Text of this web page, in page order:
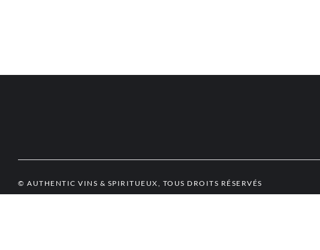
© AUTHENTIC VINS & SPIRITUEUX, TOUS DROITS RÉSERVÉS